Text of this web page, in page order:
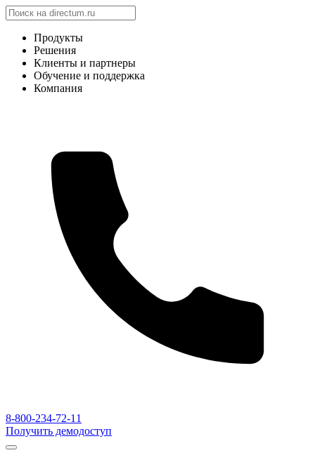
Продукты
Решения
Клиенты и партнеры
Обучение и поддержка
Компания
8-800-234-72-11
Получить демодоступ